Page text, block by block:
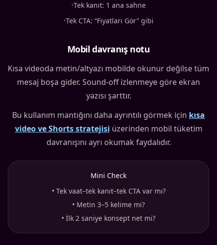
•Tek kanıt: 1 ana sahne
•Tek CTA: “Fiyatları Gör” gibi
Mobil davranış notu
Kısa videoda metin/altyazı mobilde okunur değilse tüm
mesaj boşa gider. Sound-off izlenmeye göre ekran
yazısı şarttır.
Bu kullanım mantığını daha ayrıntılı görmek için kısa
video ve Shorts stratejisi üzerinden mobil tüketim
davranışını ayrı okumak faydalıdır.
Mini Check
• Tek vaat–tek kanıt–tek CTA var mı?
• Metin 3–5 kelime mi?
• İlk 2 saniye konsept net mi?